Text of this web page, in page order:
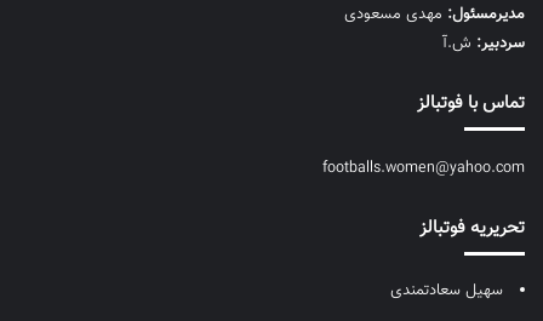
مديرمسئول: مهدی مسعودی
سردبیر: ش.آ
تماس با فوتبالز
footballs.women@yahoo.com
تحریریه فوتبالز
سهیل سعادتمندی